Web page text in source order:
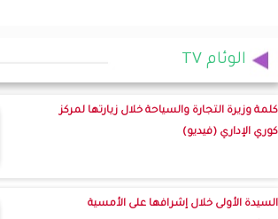
الوئام TV
كلمة وزيرة التجارة والسياحة خلال زيارتها لمركز
كوري الإداري (فيديو)
السيدة الأولى خلال إشرافها على الأمسية